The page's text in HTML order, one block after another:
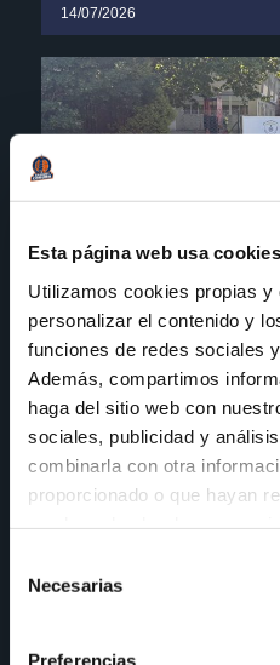
Esta página web usa cookies
Utilizamos cookies propias y
personalizar el contenido y
funciones de redes sociales
Además, compartimos
haga del sitio web con
sociales, publicidad y
combinarla con otra
proporcionado o que hayan
Necesarias
Preferencias
14/07/2026
O Campus Millenium
edicións de